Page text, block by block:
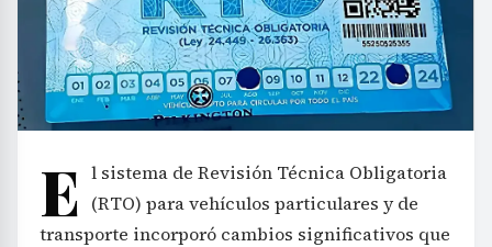
E l sistema de Revisión Técnica Obligatoria
(RTO) para vehículos particulares y de
transporte incorporó cambios significativos que